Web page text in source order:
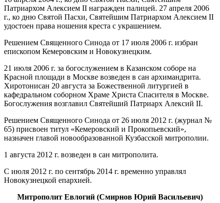
Патриархом Алексием II награжден палицей. 27 апреля 2006
г., ко дню Святой Пасхи, Святейшим Патриархом Алексием II
удостоен права ношения креста с украшением.
Решением Священного Синода от 17 июля 2006 г. избран
епископом Кемеровским и Новокузнецким.
21 июля 2006 г. за богослужением в Казанском соборе на
Красной площади в Москве возведен в сан архимандрита.
Хиротонисан 20 августа за Божественной литургией в
кафедральном соборном Храме Христа Спасителя в Москве.
Богослужения возглавил Святейший Патриарх Алексий II.
Решением Священного Синода от 26 июля 2012 г. (журнал №
65) присвоен титул «Кемеровский и Прокопьевский»,
назначен главой новообразованной Кузбасской митрополии.
1 августа 2012 г. возведен в сан митрополита.
С июля 2012 г. по сентябрь 2014 г. временно управлял
Новокузнецкой епархией.
Митрополит Евлогий (Смирнов Юрий Васильевич)